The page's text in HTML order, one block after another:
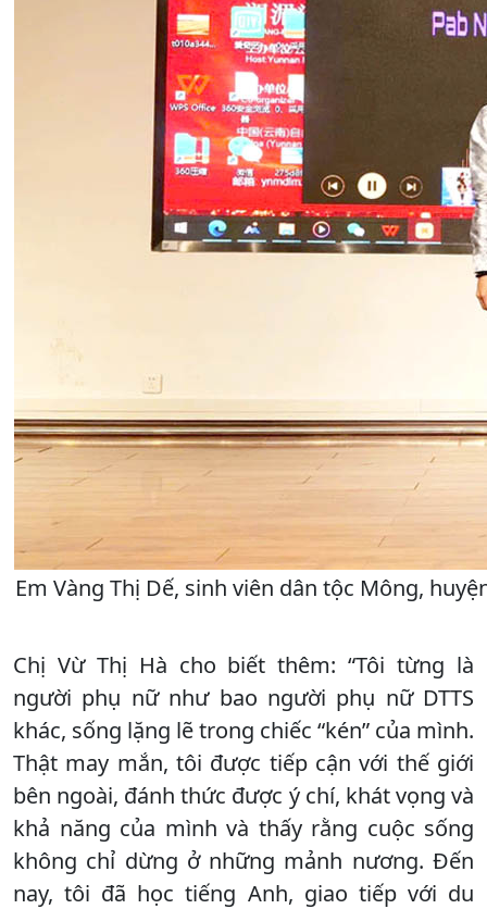
Em Vàng Thị Dế, sinh viên dân tộc Mông,
Chị Vừ Thị Hà cho biết thêm: “Tôi từng là
người phụ nữ như bao người phụ nữ DTTS
khác, sống lặng lẽ trong chiếc “kén” của mình.
Thật may mắn, tôi được tiếp cận với thế giới
bên ngoài, đánh thức được ý chí, khát vọng và
khả năng của mình và thấy rằng cuộc sống
không chỉ dừng ở những mảnh nương. Đến
nay, tôi đã học tiếng Anh, giao tiếp với du